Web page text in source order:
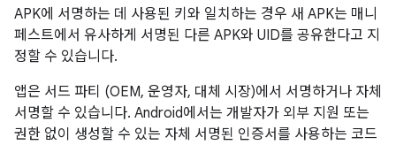
APK에 서명하는 데 사용된 키와 일치하는 경우 새 APK는 매니
페스트에서 유사하게 서명된 다른 APK와 UID를 공유한다고 지
정할 수 있습니다.
앱은 서드 파티 (OEM, 운영자, 대체 시장)에서 서명하거나 자체
서명할 수 있습니다. Android에서는 개발자가 외부 지원 또는
권한 없이 생성할 수 있는 자체 서명된 인증서를 사용하는 코드